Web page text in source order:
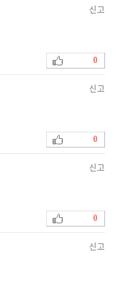
신고
0
신고
0
신고
0
신고